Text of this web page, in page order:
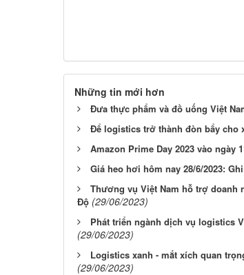
Những tin mới hơn
Đưa thực phẩm và đồ uống Việt
Để logistics trở thành đòn bẩy cho
Amazon Prime Day 2023 vào ngày
Giá heo hơi hôm nay 28/6/2023:
Thương vụ Việt Nam hỗ trợ doanh
Độ (29/06/2023)
Phát triển ngành dịch vụ logistics
(29/06/2023)
Logistics xanh - mắt xích quan
(29/06/2023)